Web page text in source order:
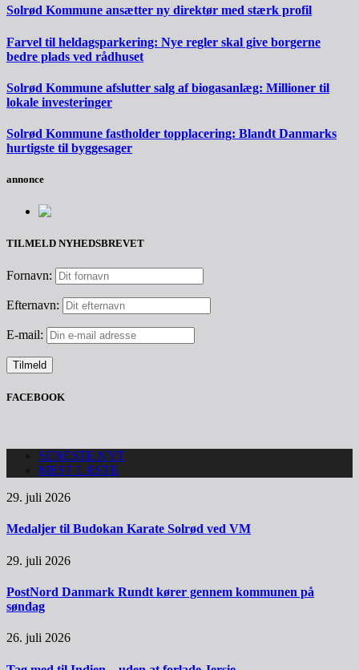
Solrød Kommune ansætter ny direktør med stærk profil
Farvel til heldagsparkering: Nye regler skal give borgerne
bedre plads ved rådhuset
Solrød Kommune afslutter salg af biogasanlæg: Millioner til
lokale investeringer
Solrød Kommune fastholder topplacering: Blandt Danmarks
hurtigste til byggesager
annonce
TILMELD NYHEDSBREVET
Fornavn:
Efternavn:
E-mail:
FACEBOOK
SENESTE NYT
MEST LÆSTE
29. juli 2026
Medaljer til Budokan Karate Solrød ved VM
29. juli 2026
PostNord Danmark Rundt kører gennem kommunen på
søndag
26. juli 2026